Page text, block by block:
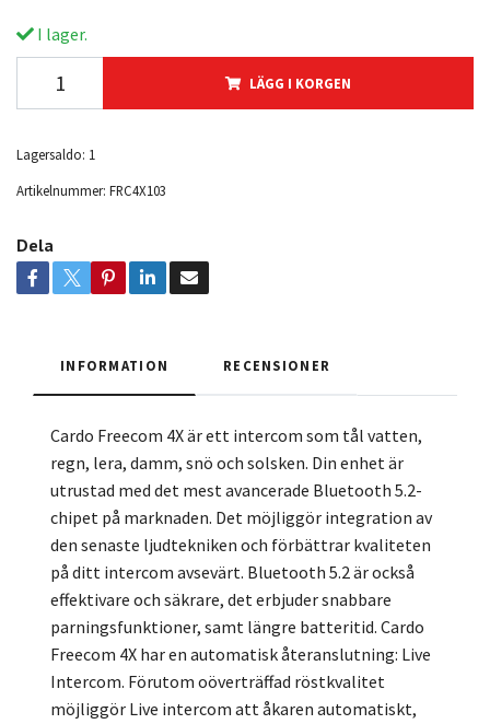
I lager.
LÄGG I KORGEN
Lagersaldo: 1
Artikelnummer: FRC4X103
Dela
INFORMATION RECENSIONER
Cardo Freecom 4X är ett intercom som tål vatten,
regn, lera, damm, snö och solsken. Din enhet är
utrustad med det mest avancerade Bluetooth 5.2-
chipet på marknaden. Det möjliggör integration av
den senaste ljudtekniken och förbättrar kvaliteten
på ditt intercom avsevärt. Bluetooth 5.2 är också
effektivare och säkrare, det erbjuder snabbare
parningsfunktioner, samt längre batteritid. Cardo
Freecom 4X har en automatisk återanslutning: Live
Intercom. Förutom oöverträffad röstkvalitet
möjliggör Live intercom att åkaren automatiskt,